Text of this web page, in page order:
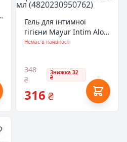
Гель для інтимної
гігієни Mayur Intim Aloe
Vera Hygiene Gel З алое
Немає в наявності
348
₴
Знижка 32
₴
316 ₴